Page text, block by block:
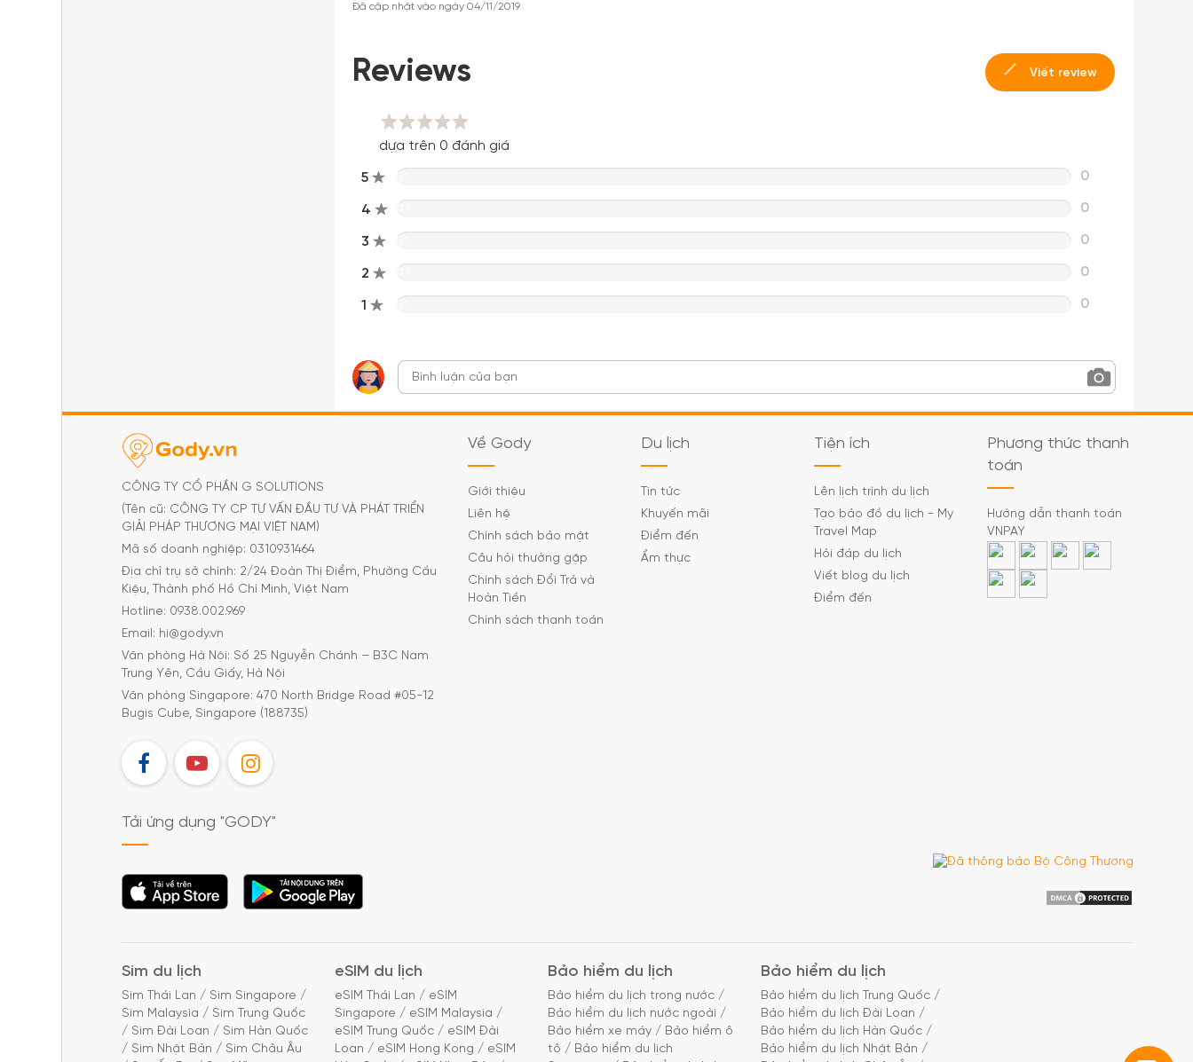
Đã cập nhật vào ngày 04/11/2019
Reviews Viết review
dựa trên 0 đánh giá
5 0
4 0
3 0
2 0
1 0
CÔNG TY CỔ PHẦN G SOLUTIONS
(Tên cũ: CÔNG TY CP TƯ VẤN ĐẦU TƯ VÀ PHÁT TRIỂN
GIẢI PHÁP THƯƠNG MẠI VIỆT NAM)
Mã số doanh nghiệp: 0310931464
Địa chỉ trụ sở chính: 2/24 Đoàn Thị Điểm, Phường Cầu
Kiệu, Thành phố Hồ Chí Minh, Việt Nam
Hotline: 0938.002.969
Email: hi@gody.vn
Văn phòng Hà Nội: Số 25 Nguyễn Chánh – B3C Nam
Trung Yên, Cầu Giấy, Hà Nội
Văn phòng Singapore: 470 North Bridge Road #05-12
Bugis Cube, Singapore (188735)
FB YT IG
Về Gody
Giới thiệu
Liên hệ
Chính sách bảo mật
Câu hỏi thường gặp
Chính sách Đổi Trả và
Hoàn Tiền
Chính sách thanh toán
Du lịch
Tin tức
Khuyến mãi
Điểm đến
Ẩm thực
Tiện ích
Lên lịch trình du lịch
Tạo bảo đồ du lịch - My
Travel Map
Hỏi đáp du lịch
Viết blog du lịch
Điểm đến
Phương thức thanh
toán
Hướng dẫn thanh toán
VNPAY
Tải ứng dụng "GODY"
Tải ứng dụng Tải ứng dụng
Sim du lịch
Sim Thái Lan / Sim Singapore /
Sim Malaysia / Sim Trung Quốc
/ Sim Đài Loan / Sim Hàn Quốc
/ Sim Nhật Bản / Sim Châu Âu
eSIM du lịch
eSIM Thái Lan / eSIM
Singapore / eSIM Malaysia /
eSIM Trung Quốc / eSIM Đài
Loan / eSIM Hong Kong / eSIM
Bảo hiểm du lịch
Bảo hiểm du lịch trong nước /
Bảo hiểm du lịch nước ngoài /
Bảo hiểm xe máy / Bảo hiểm ô
tô / Bảo hiểm du lịch
Bảo hiểm du lịch
Bảo hiểm du lịch Trung Quốc /
Bảo hiểm du lịch Đài Loan /
Bảo hiểm du lịch Hàn Quốc /
Bảo hiểm du lịch Nhật Bản /